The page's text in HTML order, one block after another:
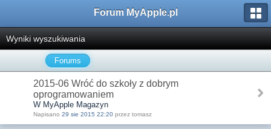
Forum MyApple.pl
Wyniki wyszukiwania
Forums
2015-06 Wróć do szkoły z dobrym
oprogramowaniem
W MyApple Magazyn
Napisano 29 sie 2015 22:20 przez tomasz